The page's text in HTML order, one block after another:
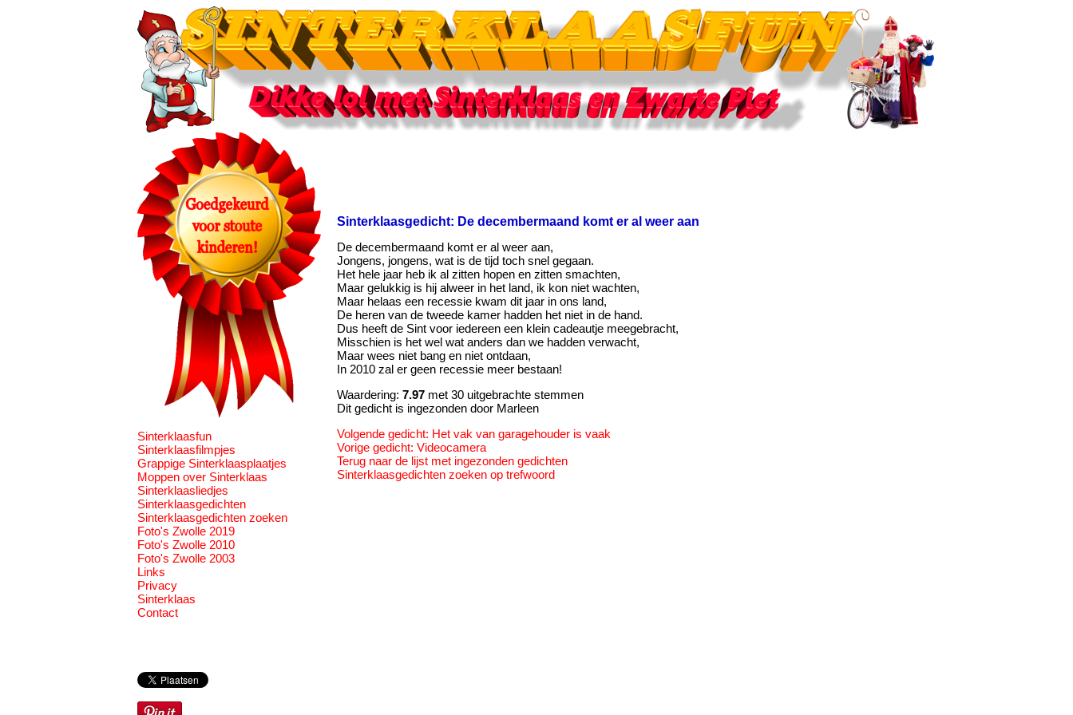
Sinterklaasfun
Sinterklaasfilmpjes
Grappige Sinterklaasplaatjes
Moppen over Sinterklaas
Sinterklaasliedjes
Sinterklaasgedichten
Sinterklaasgedichten zoeken
Foto's Zwolle 2019
Foto's Zwolle 2010
Foto's Zwolle 2003
Links
Privacy
Sinterklaas
Contact
Sinterklaasgedicht: De decembermaand komt er al weer aan
De decembermaand komt er al weer aan,
Jongens, jongens, wat is de tijd toch snel gegaan.
Het hele jaar heb ik al zitten hopen en zitten smachten,
Maar gelukkig is hij alweer in het land, ik kon niet wachten,
Maar helaas een recessie kwam dit jaar in ons land,
De heren van de tweede kamer hadden het niet in de hand.
Dus heeft de Sint voor iedereen een klein cadeautje meegebracht,
Misschien is het wel wat anders dan we hadden verwacht,
Maar wees niet bang en niet ontdaan,
In 2010 zal er geen recessie meer bestaan!
Waardering: 7.97 met 30 uitgebrachte stemmen
Dit gedicht is ingezonden door Marleen
Volgende gedicht: Het vak van garagehouder is vaak
Vorige gedicht: Videocamera
Terug naar de lijst met ingezonden gedichten
Sinterklaasgedichten zoeken op trefwoord